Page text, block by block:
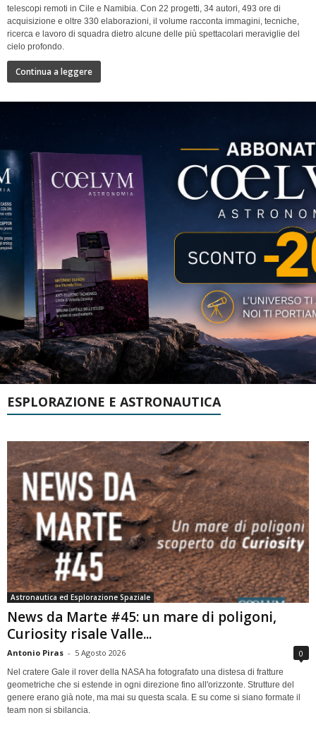
telescopi remoti in Cile e Namibia. Con 22 progetti, 34 autori, 493 ore di
acquisizione e oltre 330 elaborazioni, il volume racconta immagini, tecniche,
ricerca e lavoro di squadra dietro alcune delle più spettacolari meraviglie del
cielo profondo.
Continua a leggere
ESPLORAZIONE E ASTRONAUTICA
Astronautica ed Esplorazione Spaziale
News da Marte #45: un mare di poligoni,
Curiosity risale Valle...
Antonio Piras - 5 Agosto 2026 0
Nel cratere Gale il rover della NASA ha fotografato una distesa di fratture
geometriche che si estende in ogni direzione fino all'orizzonte. Strutture del
genere erano già note, ma mai su questa scala. E su come si siano formate il
team non si sbilancia.